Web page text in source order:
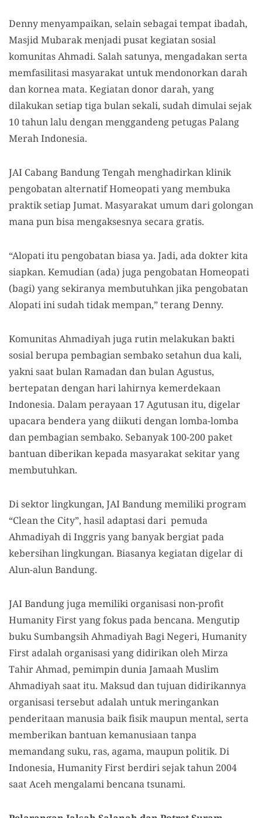
Denny menyampaikan, selain sebagai tempat ibadah,
Masjid Mubarak menjadi pusat kegiatan sosial
komunitas Ahmadi. Salah satunya, mengadakan serta
memfasilitasi masyarakat untuk mendonorkan darah
dan kornea mata. Kegiatan donor darah, yang
dilakukan setiap tiga bulan sekali, sudah dimulai sejak
10 tahun lalu dengan menggandeng petugas Palang
Merah Indonesia.
JAI Cabang Bandung Tengah menghadirkan klinik
pengobatan alternatif Homeopati yang membuka
praktik setiap Jumat. Masyarakat umum dari golongan
mana pun bisa mengaksesnya secara gratis.
“Alopati itu pengobatan biasa ya. Jadi, ada dokter kita
siapkan. Kemudian (ada) juga pengobatan Homeopati
(bagi) yang sekiranya membutuhkan jika pengobatan
Alopati ini sudah tidak mempan,” terang Denny.
Komunitas Ahmadiyah juga rutin melakukan bakti
sosial berupa pembagian sembako setahun dua kali,
yakni saat bulan Ramadan dan bulan Agustus,
bertepatan dengan hari lahirnya kemerdekaan
Indonesia. Dalam perayaan 17 Agutusan itu, digelar
upacara bendera yang diikuti dengan lomba-lomba
dan pembagian sembako. Sebanyak 100-200 paket
bantuan diberikan kepada masyarakat sekitar yang
membutuhkan.
Di sektor lingkungan, JAI Bandung memiliki program
“Clean the City”, hasil adaptasi dari pemuda
Ahmadiyah di Inggris yang banyak bergiat pada
kebersihan lingkungan. Biasanya kegiatan digelar di
Alun-alun Bandung.
JAI Bandung juga memiliki organisasi non-profit
Humanity First yang fokus pada bencana. Mengutip
buku Sumbangsih Ahmadiyah Bagi Negeri, Humanity
First adalah organisasi yang didirikan oleh Mirza
Tahir Ahmad, pemimpin dunia Jamaah Muslim
Ahmadiyah saat itu. Maksud dan tujuan didirikannya
organisasi tersebut adalah untuk meringankan
penderitaan manusia baik fisik maupun mental, serta
memberikan bantuan kemanusiaan tanpa
memandang suku, ras, agama, maupun politik. Di
Indonesia, Humanity First berdiri sejak tahun 2004
saat Aceh mengalami bencana tsunami.